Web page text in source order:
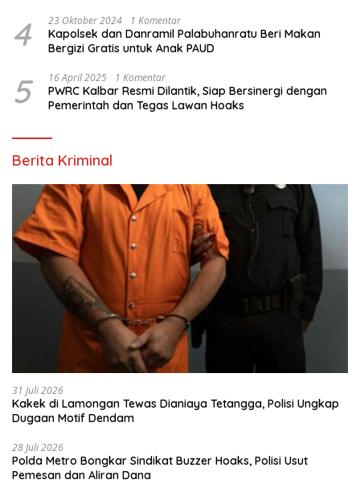
4 23 Oktober 2024 1 Komentar
Kapolsek dan Danramil Palabuhanratu Beri Makan
Bergizi Gratis untuk Anak PAUD
5 16 April 2025 1 Komentar
PWRC Kalbar Resmi Dilantik, Siap Bersinergi dengan
Pemerintah dan Tegas Lawan Hoaks
Berita Kriminal
31 Juli 2026
Kakek di Lamongan Tewas Dianiaya Tetangga, Polisi Ungkap
Dugaan Motif Dendam
28 Juli 2026
Polda Metro Bongkar Sindikat Buzzer Hoaks, Polisi Usut
Pemesan dan Aliran Dana